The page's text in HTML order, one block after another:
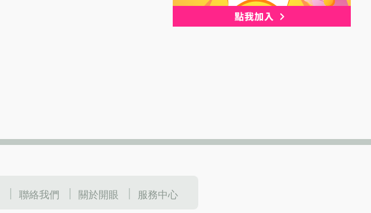
聯絡我們 關於開眼 服務中心